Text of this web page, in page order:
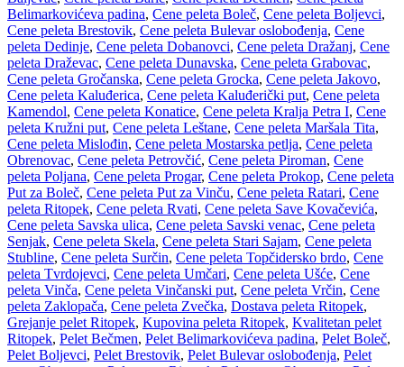
Belimarkovićeva padina, Cene peleta Boleč, Cene peleta Boljevci,
Cene peleta Brestovik, Cene peleta Bulevar oslobođenja, Cene
peleta Dedinje, Cene peleta Dobanovci, Cene peleta Dražanj, Cene
peleta Draževac, Cene peleta Dunavska, Cene peleta Grabovac,
Cene peleta Gročanska, Cene peleta Grocka, Cene peleta Jakovo,
Cene peleta Kaluđerica, Cene peleta Kaluđerički put, Cene peleta
Kamendol, Cene peleta Konatice, Cene peleta Kralja Petra I, Cene
peleta Kružni put, Cene peleta Leštane, Cene peleta Maršala Tita,
Cene peleta Mislođin, Cene peleta Mostarska petlja, Cene peleta
Obrenovac, Cene peleta Petrovčić, Cene peleta Piroman, Cene
peleta Poljana, Cene peleta Progar, Cene peleta Prokop, Cene peleta
Put za Boleč, Cene peleta Put za Vinču, Cene peleta Ratari, Cene
peleta Ritopek, Cene peleta Rvati, Cene peleta Save Kovačevića,
Cene peleta Savska ulica, Cene peleta Savski venac, Cene peleta
Senjak, Cene peleta Skela, Cene peleta Stari Sajam, Cene peleta
Stubline, Cene peleta Surčin, Cene peleta Topčidersko brdo, Cene
peleta Tvrdojevci, Cene peleta Umčari, Cene peleta Ušće, Cene
peleta Vinča, Cene peleta Vinčanski put, Cene peleta Vrčin, Cene
peleta Zaklopača, Cene peleta Zvečka, Dostava peleta Ritopek,
Grejanje pelet Ritopek, Kupovina peleta Ritopek, Kvalitetan pelet
Ritopek, Pelet Bečmen, Pelet Belimarkovićeva padina, Pelet Boleč,
Pelet Boljevci, Pelet Brestovik, Pelet Bulevar oslobođenja, Pelet